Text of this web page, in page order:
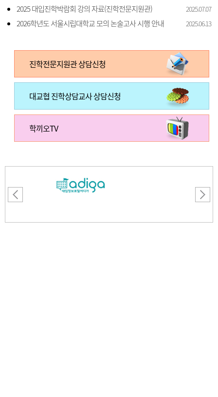
2025 대입진학박람회 강의 자료(진학전문지원관) 2025.07.07
2026학년도 서울시립대학교 모의 논술고사 시행 안내 2025.06.13
진학전문지원관 상담신청
대교협 진학상담교사 상담신청
학끼오TV